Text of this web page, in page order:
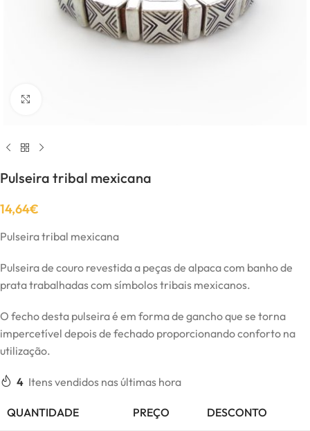
Pulseira tribal mexicana
14,64€
Pulseira tribal mexicana
Pulseira de couro revestida a peças de alpaca com banho de
prata trabalhadas com símbolos tribais mexicanos.
O fecho desta pulseira é em forma de gancho que se torna
impercetível depois de fechado proporcionando conforto na
utilização.
4 Itens vendidos nas últimas hora
QUANTIDADE PREÇO DESCONTO